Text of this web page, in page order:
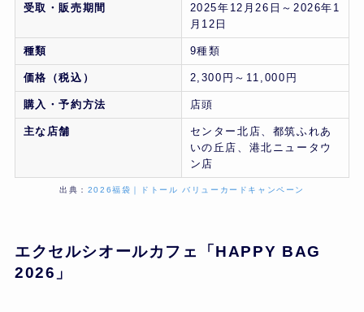
受取・販売期間
2025年12月26日～2026年1
月12日
種類 9種類
価格（税込） 2,300円～11,000円
購入・予約方法 店頭
主な店舗
センター北店、都筑ふれあ
いの丘店、港北ニュータウ
ン店
出典： 2026福袋｜ドトール バリューカードキャンペーン
エクセルシオールカフェ「HAPPY BAG
2026」